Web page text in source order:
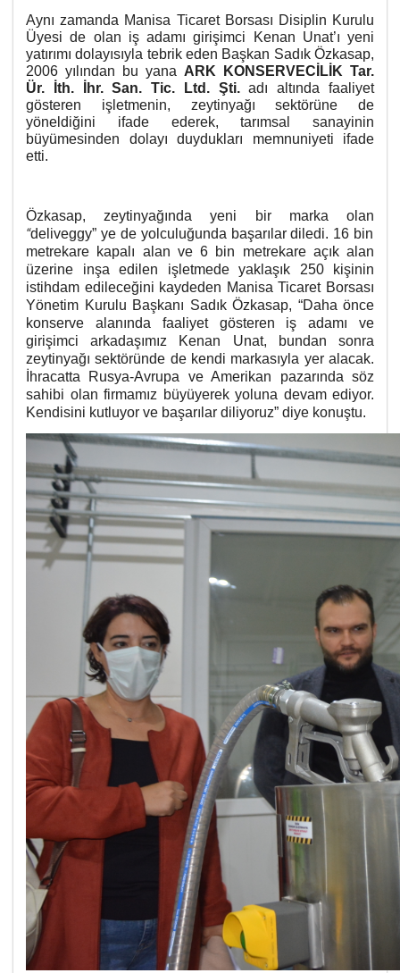
Aynı zamanda Manisa Ticaret Borsası Disiplin Kurulu
Üyesi de olan iş adamı girişimci Kenan Unat’ı yeni
yatırımı dolayısıyla tebrik eden Başkan Sadık Özkasap,
2006 yılından bu yana ARK KONSERVECİLİK Tar.
Ür. İth. İhr. San. Tic. Ltd. Şti. adı altında faaliyet
gösteren işletmenin, zeytinyağı sektörüne de
yöneldiğini ifade ederek, tarımsal sanayinin
büyümesinden dolayı duydukları memnuniyeti ifade
etti.
Özkasap, zeytinyağında yeni bir marka olan
“deliveggy” ye de yolculuğunda başarılar diledi. 16 bin
metrekare kapalı alan ve 6 bin metrekare açık alan
üzerine inşa edilen işletmede yaklaşık 250 kişinin
istihdam edileceğini kaydeden Manisa Ticaret Borsası
Yönetim Kurulu Başkanı Sadık Özkasap, “Daha önce
konserve alanında faaliyet gösteren iş adamı ve
girişimci arkadaşımız Kenan Unat, bundan sonra
zeytinyağı sektöründe de kendi markasıyla yer alacak.
İhracatta Rusya-Avrupa ve Amerikan pazarında söz
sahibi olan firmamız büyüyerek yoluna devam ediyor.
Kendisini kutluyor ve başarılar diliyoruz” diye konuştu.